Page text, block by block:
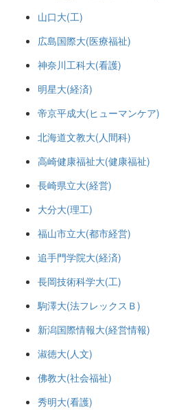
山口大(工)
広島国際大(医療福祉)
神奈川工科大(看護)
明星大(経済)
帝京平成大(ヒューマンケア)
北海道文教大(人間科)
高崎健康福祉大(健康福祉)
長崎県立大(経営)
大分大(理工)
福山市立大(都市経営)
追手門学院大(経済)
長岡技術科学大(工)
駒澤大(法フレックスＢ)
新潟国際情報大(経営情報)
淑徳大(人文)
佛教大(社会福祉)
秀明大(看護)